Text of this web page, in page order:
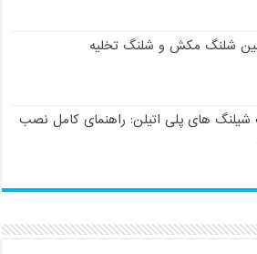
شلنگ مکش و شلنگ تخلیه
شیلنگ های پلی اتیلن: راهنمای کامل نصب